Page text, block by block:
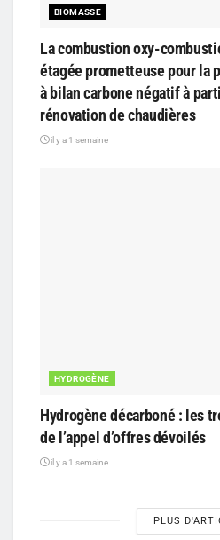
BIOMASSE
La combustion oxy-
étagée prometteuse pour la
à bilan carbone négatif à
rénovation de chaudières
il y a 1 semaine
HYDROGÈNE
Hydrogène décarboné : les
de l’appel d’offres dévoilés
il y a 1 semaine
PLUS